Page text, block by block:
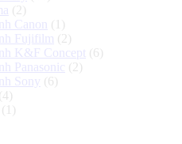
(2)
Canon
(1)
Fujifilm (2)
K&F Concept (6)
Panasonic (2)
Sony (6)
(4)
(1)